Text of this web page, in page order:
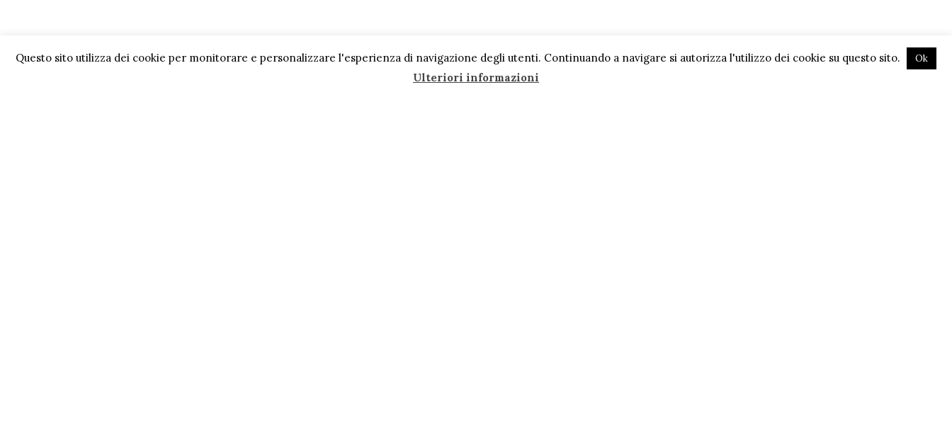
Questo sito utilizza dei cookie per monitorare e personalizzare l'esperienza di navigazione degli utenti. Continuando a navigare si autorizza l'utilizzo dei cookie su questo sito. Ok
Ulteriori informazioni